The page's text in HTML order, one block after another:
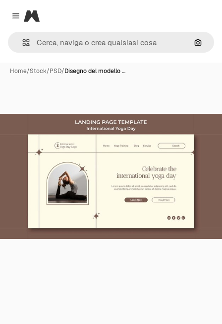
Close menu
Magnific
Cerca
Home/Stock/PSD/Disegno del modello …